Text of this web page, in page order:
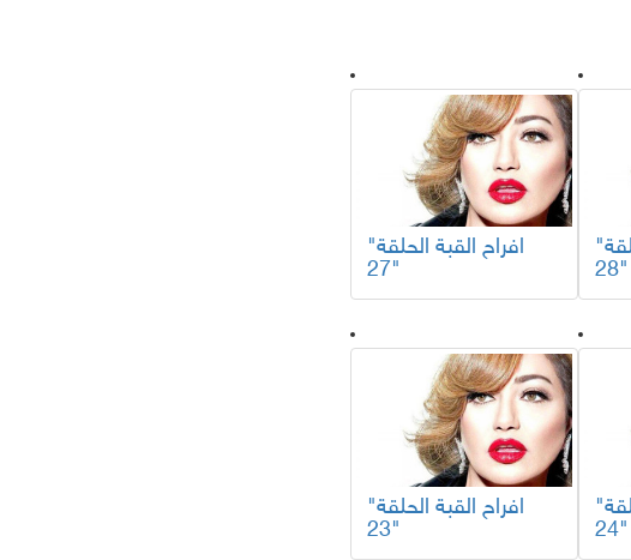
مسلسلات تركية
افلام عربية
"افراح القبة الحلقة
28"
"افراح القبة الحلقة
27"
"افراح القبة الحلقة
24"
"افراح القبة الحلقة
23"